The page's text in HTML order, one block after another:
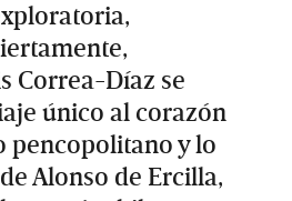
Correa-Díaz se
único al corazón
pencopolitano y lo
Alonso de Ercilla,